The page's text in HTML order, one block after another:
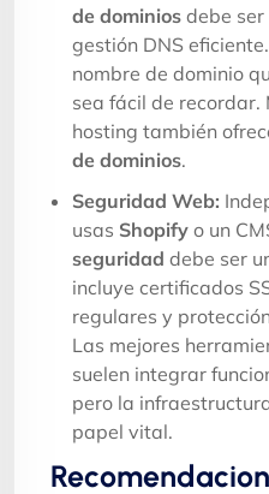
de dominios debe
gestión DNS
nombre de dominio
sea fácil de recordar.
hosting también
de dominios.
Seguridad Web:
usas Shopify o un
seguridad debe ser
incluye certificados
regulares y
Las mejores
suelen integrar
pero la
papel vital.